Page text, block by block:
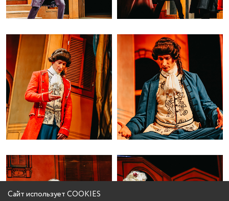
Сайт использует COOKIES